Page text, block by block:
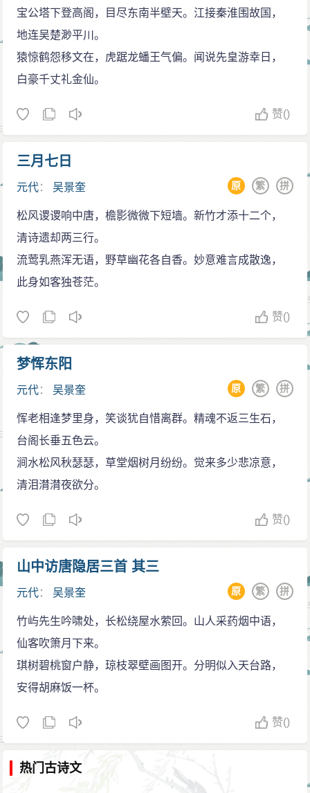
宝公塔下登高阁，目尽东南半壁天。江接秦淮围故国，
地连吴楚渺平川。
猿惊鹤怨移文在，虎踞龙蟠王气偏。闻说先皇游幸日，
白豪千丈礼金仙。
赞()
三月七日
元代：吴景奎 拼
繁
原
松风谡谡响中唐，檐影微微下短墙。新竹才添十二个，
清诗遗却两三行。
流莺乳燕浑无语，野草幽花各自香。妙意难言成散逸，
此身如客独苍茫。
赞()
梦恽东阳
元代：吴景奎 拼
繁
原
恽老相逢梦里身，笑谈犹自惜离群。精魂不返三生石，
台阁长垂五色云。
涧水松风秋瑟瑟，草堂烟树月纷纷。觉来多少悲凉意，
清泪潸潸夜欲分。
赞()
山中访唐隐居三首 其三
元代：吴景奎 拼
繁
原
竹屿先生吟啸处，长松绕屋水萦回。山人采药烟中语，
仙客吹箫月下来。
琪树碧桃窗户静，琼枝翠壁画图开。分明似入天台路，
安得胡麻饭一杯。
赞()
热门古诗文